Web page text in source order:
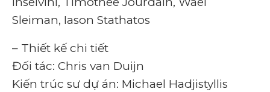
Sleiman, Iason Stathatos
– Thiết kế chi tiết
Đối tác: Chris van Duijn
Kiến trúc sư dự án: Michael Hadjistyllis